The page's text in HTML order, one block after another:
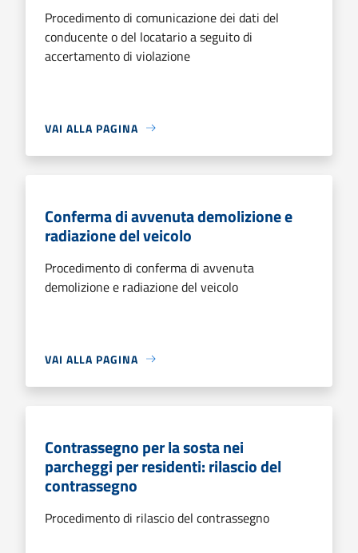
Procedimento di comunicazione dei dati del
conducente o del locatario a seguito di
accertamento di violazione
VAI ALLA PAGINA
Conferma di avvenuta demolizione e
radiazione del veicolo
Procedimento di conferma di avvenuta
demolizione e radiazione del veicolo
VAI ALLA PAGINA
Contrassegno per la sosta nei
parcheggi per residenti: rilascio del
contrassegno
Procedimento di rilascio del contrassegno